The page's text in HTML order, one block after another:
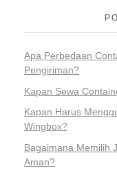
Apa Perbedaan
Pengiriman?
Kapan Sewa
Kapan Harus
Wingbox?
Bagaimana Memilih
Aman?